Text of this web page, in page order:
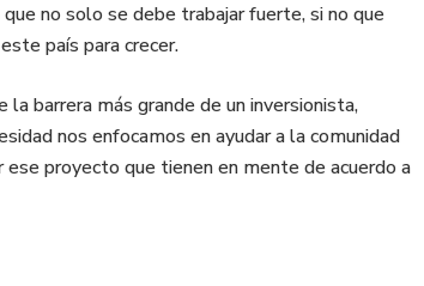
no solo se debe trabajar fuerte, si no que
país para crecer.
barrera más grande de un inversionista,
nos enfocamos en ayudar a la comunidad
proyecto que tienen en mente de acuerdo a